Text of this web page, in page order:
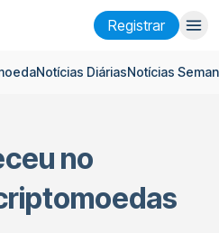
Registrar
Registrar
Notícias DiáriasNotícias
no